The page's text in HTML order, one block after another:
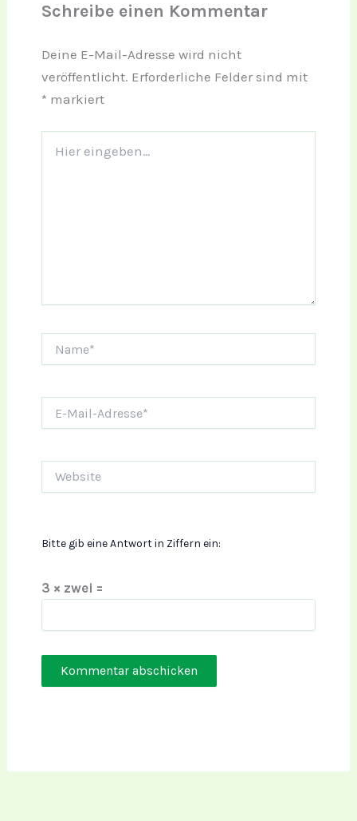
Schreibe einen Kommentar
Deine E-Mail-Adresse wird nicht
veröffentlicht. Erforderliche Felder sind mit
* markiert
eingeben…
Mail-
Bitte gib eine Antwort in Ziffern ein:
3 × zwei =